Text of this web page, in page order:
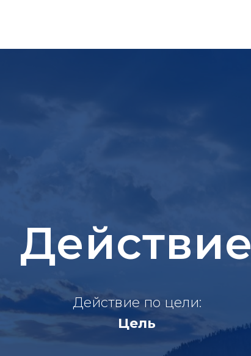
Действие
Действие по цели:
Цель